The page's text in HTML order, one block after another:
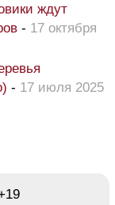
ждут
- 17 октября
- 17 июля 2025